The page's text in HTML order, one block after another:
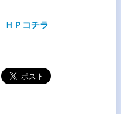
ＨＰコチラ